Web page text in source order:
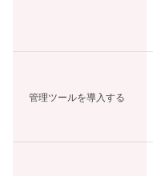
管理ツールを導入する